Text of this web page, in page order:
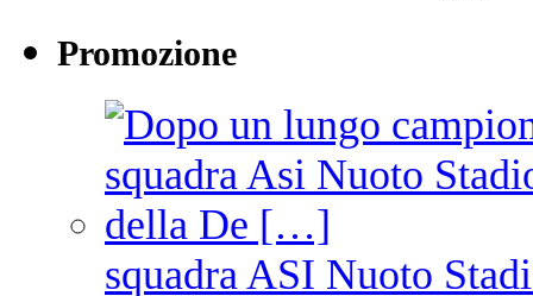
Promozione
squadra ASI Nuoto